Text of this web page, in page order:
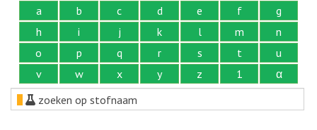
a b c d e f
g
h
i j k l m
n
o
p q r s t
u
v
w x y z 1
α
zoeken op stofnaam